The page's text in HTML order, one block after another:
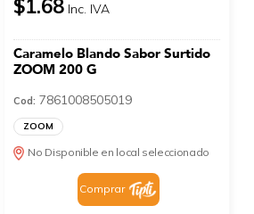
$1.68 Inc. IVA
Caramelo Blando Sabor Surtido
ZOOM 200 G
Cod: 7861008505019
ZOOM
No Disponible en local seleccionado
Comprar